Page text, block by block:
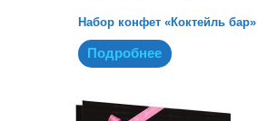
Набор конфет «Коктейль бар»
Подробнее